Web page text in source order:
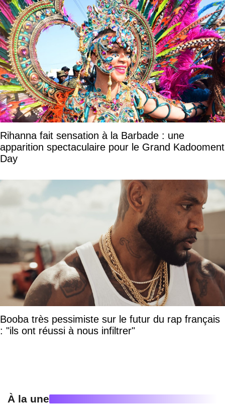
Rihanna fait sensation à la Barbade : une
apparition spectaculaire pour le Grand Kadooment
Day
Booba très pessimiste sur le futur du rap français
: "ils ont réussi à nous infiltrer"
À la une